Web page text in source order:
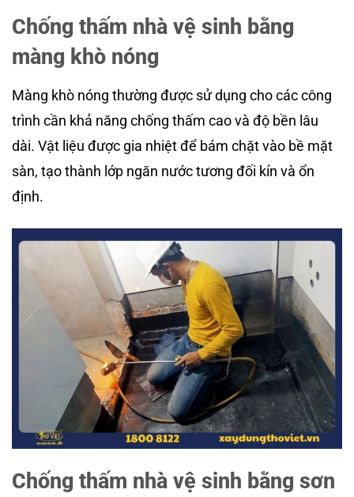
Chống thấm nhà vệ sinh bằng
màng khò nóng
Màng khò nóng thường được sử dụng cho các công
trình cần khả năng chống thấm cao và độ bền lâu
dài. Vật liệu được gia nhiệt để bám chặt vào bề mặt
sàn, tạo thành lớp ngăn nước tương đối kín và ổn
định.
Chống thấm nhà vệ sinh bằng sơn